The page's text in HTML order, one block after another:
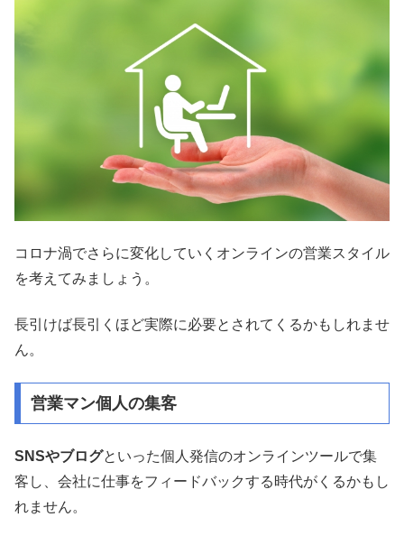
コロナ渦でさらに変化していくオンラインの営業スタイル
を考えてみましょう。
長引けば長引くほど実際に必要とされてくるかもしれませ
ん。
営業マン個人の集客
SNSやブログといった個人発信のオンラインツールで集
客し、会社に仕事をフィードバックする時代がくるかもし
れません。